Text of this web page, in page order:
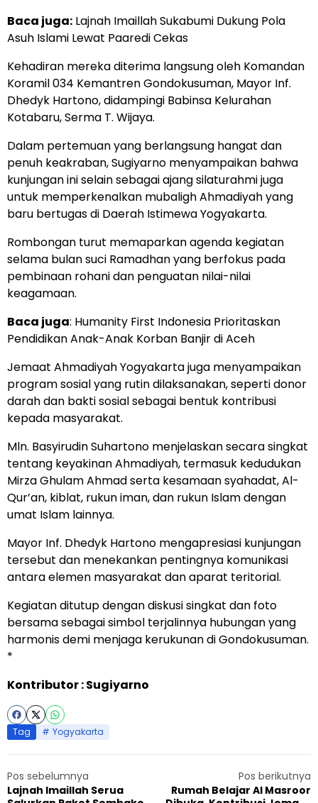
Baca juga: Lajnah Imaillah Sukabumi Dukung Pola
Asuh Islami Lewat Paaredi Cekas
Kehadiran mereka diterima langsung oleh Komandan
Koramil 034 Kemantren Gondokusuman, Mayor Inf.
Dhedyk Hartono, didampingi Babinsa Kelurahan
Kotabaru, Serma T. Wijaya.
Dalam pertemuan yang berlangsung hangat dan
penuh keakraban, Sugiyarno menyampaikan bahwa
kunjungan ini selain sebagai ajang silaturahmi juga
untuk memperkenalkan mubaligh Ahmadiyah yang
baru bertugas di Daerah Istimewa Yogyakarta.
Rombongan turut memaparkan agenda kegiatan
selama bulan suci Ramadhan yang berfokus pada
pembinaan rohani dan penguatan nilai-nilai
keagamaan.
Baca juga: Humanity First Indonesia Prioritaskan
Pendidikan Anak-Anak Korban Banjir di Aceh
Jemaat Ahmadiyah Yogyakarta juga menyampaikan
program sosial yang rutin dilaksanakan, seperti donor
darah dan bakti sosial sebagai bentuk kontribusi
kepada masyarakat.
Mln. Basyirudin Suhartono menjelaskan secara singkat
tentang keyakinan Ahmadiyah, termasuk kedudukan
Mirza Ghulam Ahmad serta kesamaan syahadat, Al-
Qur’an, kiblat, rukun iman, dan rukun Islam dengan
umat Islam lainnya.
Mayor Inf. Dhedyk Hartono mengapresiasi kunjungan
tersebut dan menekankan pentingnya komunikasi
antara elemen masyarakat dan aparat teritorial.
Kegiatan ditutup dengan diskusi singkat dan foto
bersama sebagai simbol terjalinnya hubungan yang
harmonis demi menjaga kerukunan di Gondokusuman.
*
Kontributor : Sugiyarno
Tag Yogyakarta
Pos sebelumnya
Lajnah Imaillah Serua
Pos berikutnya
Rumah Belajar Al Masroor